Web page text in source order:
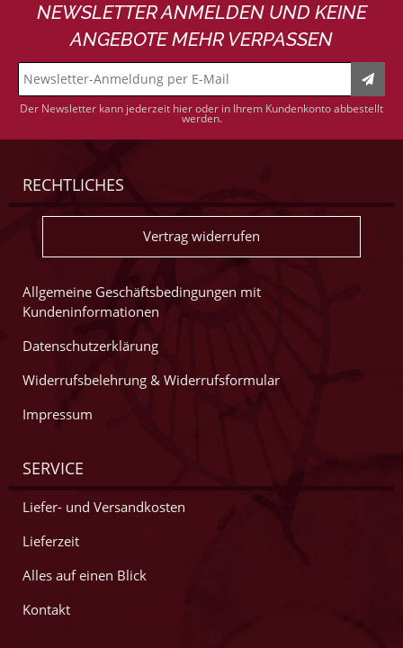
NEWSLETTER ANMELDEN UND KEINE
ANGEBOTE MEHR VERPASSEN
Der Newsletter kann jederzeit hier oder in Ihrem Kundenkonto abbestellt
werden.
RECHTLICHES
Vertrag widerrufen
Allgemeine Geschäftsbedingungen mit
Kundeninformationen
Datenschutzerklärung
Widerrufsbelehrung & Widerrufsformular
Impressum
SERVICE
Liefer- und Versandkosten
Lieferzeit
Alles auf einen Blick
Kontakt